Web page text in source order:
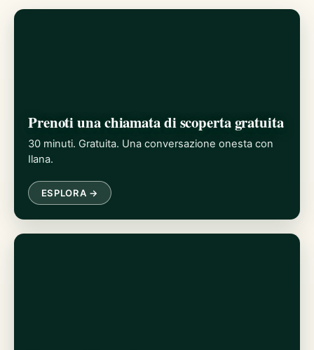
Prenoti una chiamata di scoperta gratuita
30 minuti. Gratuita. Una conversazione onesta con
Ilana.
ESPLORA →